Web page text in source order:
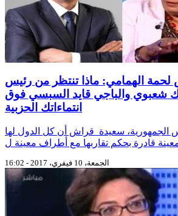
الهمامي: ماذا تنتظر من رئيس
شعبوي والباجي قايد السبسي فوق
انتماءاتك الحزبية
سعيدة قراش أن كل الدول لها
الجمعة، 10 فيفري، 2017 - 16:02